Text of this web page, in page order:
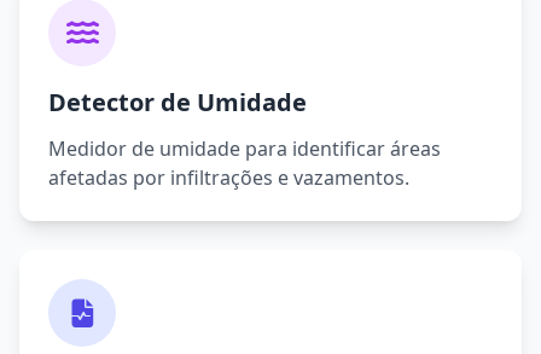
Detector de Umidade
Medidor de umidade para identificar áreas
afetadas por infiltrações e vazamentos.